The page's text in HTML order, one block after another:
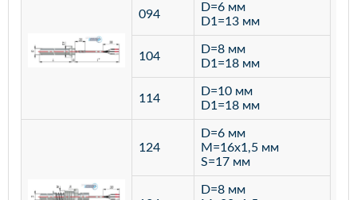
094
D=6 мм
D1=13 мм
104
D=8 мм
D1=18 мм
114
D=10 мм
D1=18 мм
124
D=6 мм
M=16х1,5 мм
S=17 мм
D=8 мм